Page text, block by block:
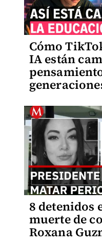
Cómo
IA están
8 detenidos
muerte de
Roxana